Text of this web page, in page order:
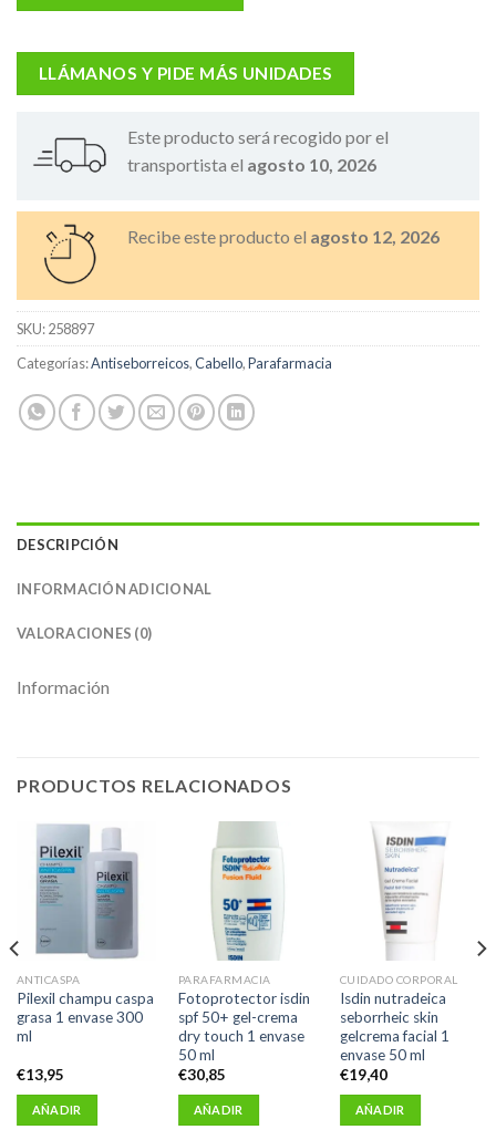
LLÁMANOS Y PIDE MÁS UNIDADES
Este producto será recogido por el
transportista el agosto 10, 2026
Recibe este producto el agosto 12, 2026
SKU:258897
Categorías:Antiseborreicos,Cabello,Parafarmacia
DESCRIPCIÓN
INFORMACIÓN ADICIONAL
VALORACIONES (0)
Información
PRODUCTOS RELACIONADOS
ANTICASPA
Pilexil champu caspa
grasa 1 envase 300
ml
€13,95
AÑADIR
PARAFARMACIA
Fotoprotector isdin
spf 50+ gel-crema
dry touch 1 envase
50 ml
€30,85
AÑADIR
CUIDADO CORPORAL
Isdin nutradeica
seborrheic skin
gelcrema facial 1
envase 50 ml
€19,40
AÑADIR